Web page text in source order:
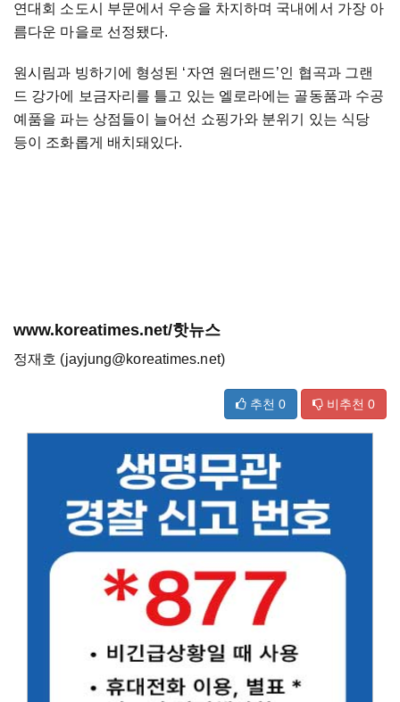
연대회 소도시 부문에서 우승을 차지하며 국내에서 가장 아
름다운 마을로 선정됐다.
원시림과 빙하기에 형성된 ‘자연 원더랜드’인 협곡과 그랜
드 강가에 보금자리를 틀고 있는 엘로라에는 골동품과 수공
예품을 파는 상점들이 늘어선 쇼핑가와 분위기 있는 식당
등이 조화롭게 배치돼있다.
www.koreatimes.net/핫뉴스
정재호 (jayjung@koreatimes.net)
추천 0 비추천 0